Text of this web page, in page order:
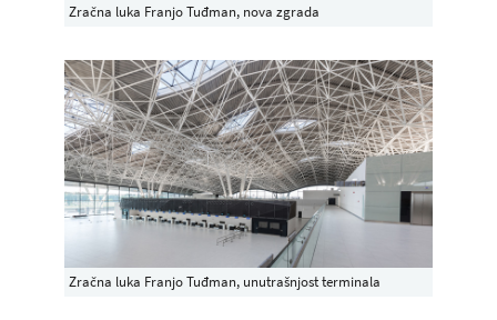
Zračna luka Franjo Tuđman, nova zgrada
Zračna luka Franjo Tuđman, unutrašnjost terminala